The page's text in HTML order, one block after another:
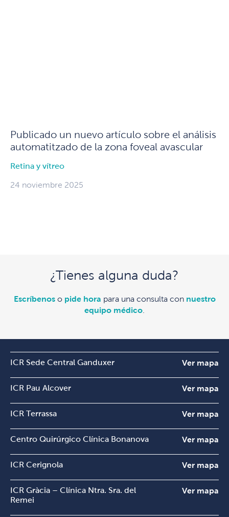
Publicado un nuevo artículo sobre el análisis
automatitzado de la zona foveal avascular
Retina y vítreo
24 noviembre 2025
¿Tienes alguna duda?
Escríbenoso pide hora para una consulta con nuestro
equipo médico
ICR Sede Central Ganduxer Ver mapa
ICR Pau Alcover Ver mapa
ICR Terrassa Ver mapa
Centro Quirúrgico Clínica Bonanova Ver mapa
ICR Cerignola Ver mapa
ICR Gràcia – Clínica Ntra. Sra. del
Remei
Ver mapa